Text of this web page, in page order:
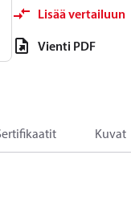
Lisää vertailuun
Vienti PDF
Kuvat